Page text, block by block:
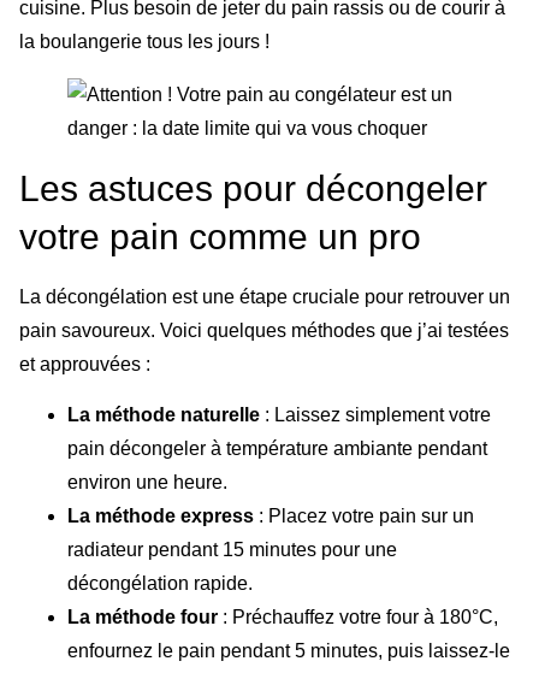
cuisine. Plus besoin de jeter du pain rassis ou de courir à
la boulangerie tous les jours !
Les astuces pour décongeler
votre pain comme un pro
La décongélation est une étape cruciale pour retrouver un
pain savoureux. Voici quelques méthodes que j’ai testées
et approuvées :
La méthode naturelle : Laissez simplement votre
pain décongeler à température ambiante pendant
environ une heure.
La méthode express : Placez votre pain sur un
radiateur pendant 15 minutes pour une
décongélation rapide.
La méthode four : Préchauffez votre four à 180°C,
enfournez le pain pendant 5 minutes, puis laissez-le